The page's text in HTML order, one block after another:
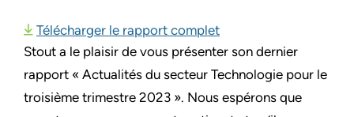
Télécharger le rapport complet
Stout a le plaisir de vous présenter son dernier
rapport « Actualités du secteur Technologie pour le
troisième trimestre 2023 ». Nous espérons que